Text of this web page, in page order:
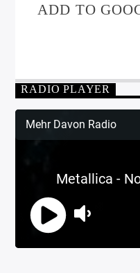
ADD TO
RADIO PLAYER